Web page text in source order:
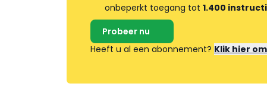
onbeperkt toegang tot 1.400
Probeer nu
Heeft u al een abonnement? Klik hier